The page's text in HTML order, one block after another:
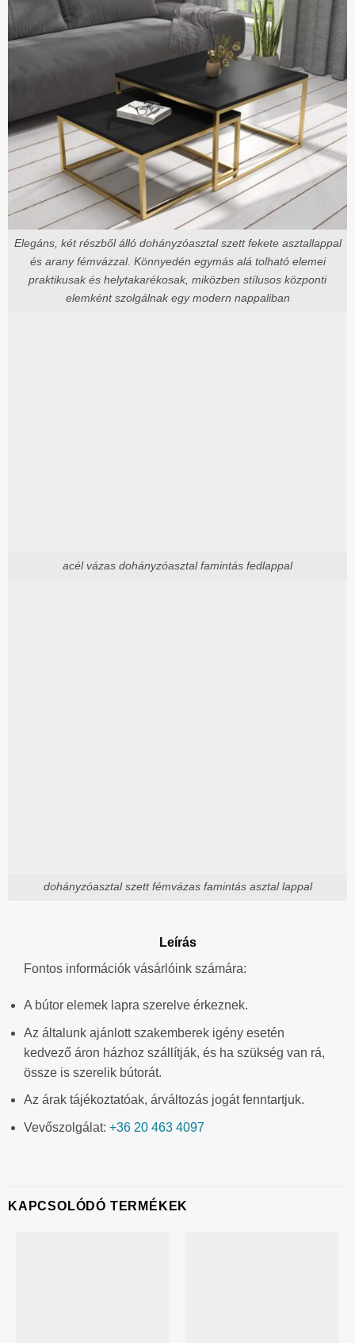
Elegáns, két részből álló dohányzóasztal szett fekete asztallappal
és arany fémvázzal. Könnyedén egymás alá tolható elemei
praktikusak és helytakarékosak, miközben stílusos központi
elemként szolgálnak egy modern nappaliban
acél vázas dohányzóasztal famintás fedlappal
dohányzóasztal szett fémvázas famintás asztal lappal
Leírás
Fontos információk vásárlóink számára:
A bútor elemek lapra szerelve érkeznek.
Az általunk ajánlott szakemberek igény esetén
kedvező áron házhoz szállítják, és ha szükség van rá,
össze is szerelik bútorát.
Az árak tájékoztatóak, árváltozás jogát fenntartjuk.
Vevőszolgálat: +36 20 463 4097
KAPCSOLÓDÓ TERMÉKEK